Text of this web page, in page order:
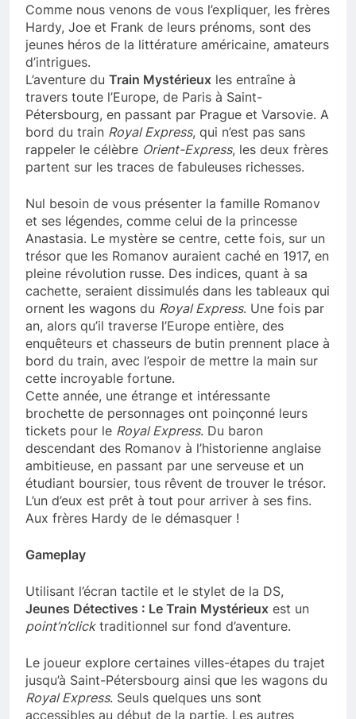
Comme nous venons de vous l’expliquer, les frères
Hardy, Joe et Frank de leurs prénoms, sont des
jeunes héros de la littérature américaine, amateurs
d’intrigues.
L’aventure du Train Mystérieux les entraîne à
travers toute l’Europe, de Paris à Saint-
Pétersbourg, en passant par Prague et Varsovie. A
bord du train Royal Express, qui n’est pas sans
rappeler le célèbre Orient-Express, les deux frères
partent sur les traces de fabuleuses richesses.
Nul besoin de vous présenter la famille Romanov
et ses légendes, comme celui de la princesse
Anastasia. Le mystère se centre, cette fois, sur un
trésor que les Romanov auraient caché en 1917, en
pleine révolution russe. Des indices, quant à sa
cachette, seraient dissimulés dans les tableaux qui
ornent les wagons du Royal Express. Une fois par
an, alors qu’il traverse l’Europe entière, des
enquêteurs et chasseurs de butin prennent place à
bord du train, avec l’espoir de mettre la main sur
cette incroyable fortune.
Cette année, une étrange et intéressante
brochette de personnages ont poinçonné leurs
tickets pour le Royal Express. Du baron
descendant des Romanov à l’historienne anglaise
ambitieuse, en passant par une serveuse et un
étudiant boursier, tous rêvent de trouver le trésor.
L’un d’eux est prêt à tout pour arriver à ses fins.
Aux frères Hardy de le démasquer !
Gameplay
Utilisant l’écran tactile et le stylet de la DS,
Jeunes Détectives : Le Train Mystérieux est un
point’n’clicktraditionnel sur fond d’aventure.
Le joueur explore certaines villes-étapes du trajet
jusqu’à Saint-Pétersbourg ainsi que les wagons du
Royal Express. Seuls quelques uns sont
accessibles au début de la partie. Les autres